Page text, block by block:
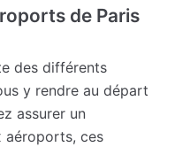
de Paris
des différents
y rendre au départ
assurer un
aéroports, ces